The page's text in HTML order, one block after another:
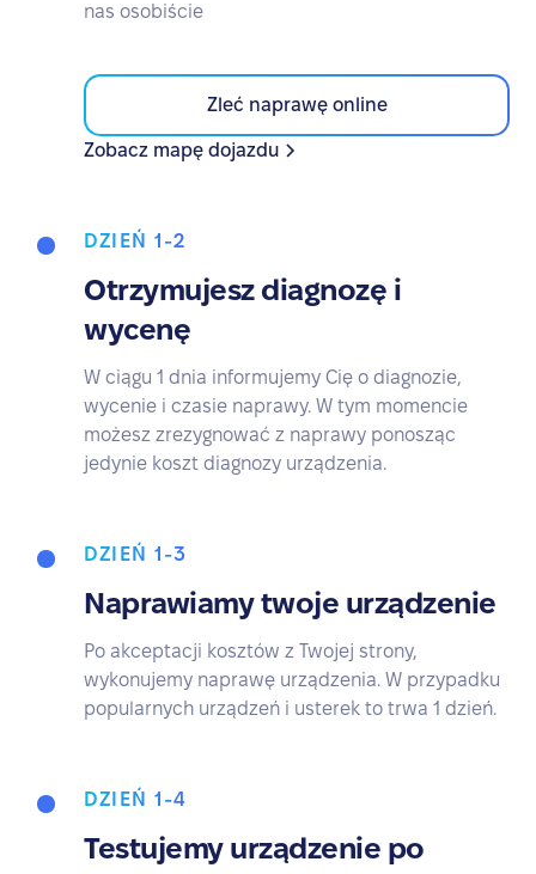
nas osobiście
Zleć naprawę online
Zobacz mapę dojazdu
DZIEŃ 1-2
Otrzymujesz diagnozę i
wycenę
W ciągu 1 dnia informujemy Cię o diagnozie,
wycenie i czasie naprawy. W tym momencie
możesz zrezygnować z naprawy ponosząc
jedynie koszt diagnozy urządzenia.
DZIEŃ 1-3
Naprawiamy twoje urządzenie
Po akceptacji kosztów z Twojej strony,
wykonujemy naprawę urządzenia. W przypadku
popularnych urządzeń i usterek to trwa 1 dzień.
DZIEŃ 1-4
Testujemy urządzenie po